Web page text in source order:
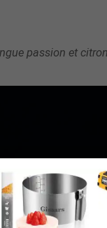
passion et